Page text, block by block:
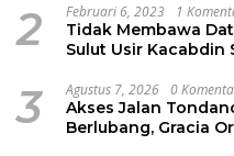
2 Februari 6, 2023 1
Tidak Membawa
Sulut Usir Kacabdin
3 Agustus 7, 2026 0
Akses Jalan
Berlubang, Gracia